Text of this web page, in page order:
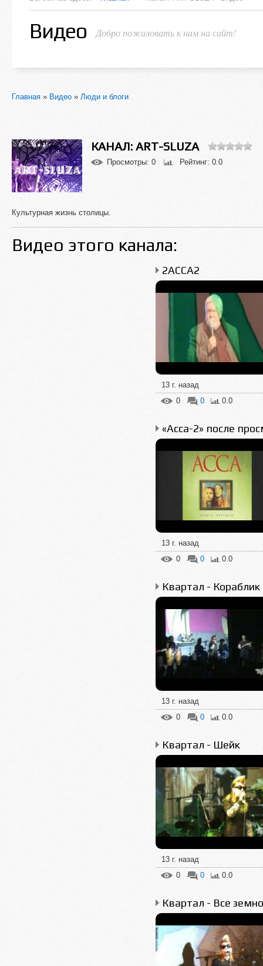
Видео Добро пожаловать к нам на сайт!
Главная » Видео » Люди и блоги
КАНАЛ: ART-SLUZA
Просмотры: 0 Рейтинг: 0.0
Культурная жизнь столицы.
Видео этого канала:
2АССА2
13 г. назад
0
0 0.0
13 г. назад
0
0 0.0
Квартал - Кораблик
13 г. назад
0
0 0.0
Квартал - Шейк
13 г. назад
0
0 0.0